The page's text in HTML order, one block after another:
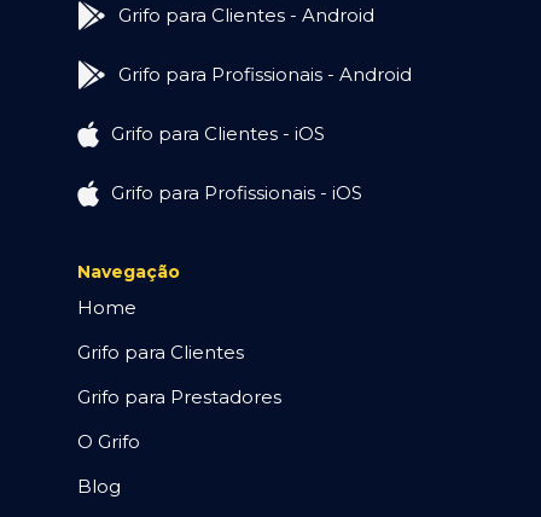
Grifo para Clientes - Android
Grifo para Profissionais - Android
Grifo para Clientes - iOS
Grifo para Profissionais - iOS
Navegação
Home
Grifo para Clientes
Grifo para Prestadores
O Grifo
Blog